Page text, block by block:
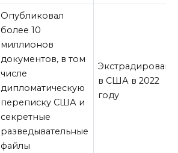
Опубликовал
более 10
миллионов
документов, в том
числе
дипломатическую
переписку США и
секретные
разведывательные
файлы
Экстрадирован
в США в 2022
году